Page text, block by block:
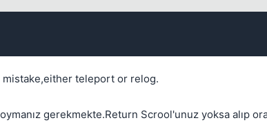
teleport or relog.
gerekmekte.Return Scrool'unuz yoksa alıp